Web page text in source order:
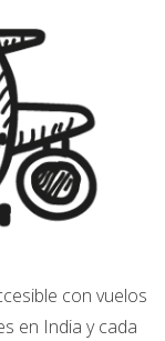
con vuelos
en India y cada